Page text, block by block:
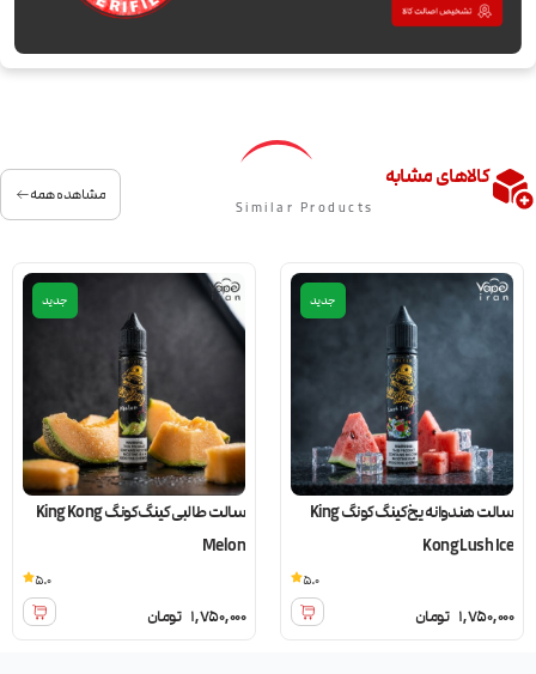
کالاهای مشابه
Similar Products
مشاهده همه
جدید
سالت هندوانه یخ کینگ کونگ King
Kong Lush Ice
1,750,000 تومان
5.0
جدید
سالت طالبی کینگ کونگ King Kong
Melon
1,750,000 تومان
5.0